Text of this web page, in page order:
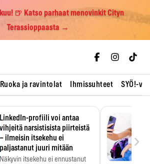
🍺 Katso parhaat menovinkit Cityn
Terassioppaasta →
Ruoka ja ravintolat Ihmissuhteet SYÖ!-
profiili voi antaa
narsistisista piirteistä
ilmeisin itsekehu ei
juuri mitään
itsekehu ei ennustanut
›